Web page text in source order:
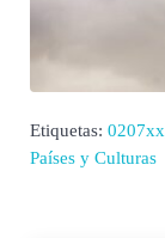
Etiquetas: 0207xx
Países y Culturas